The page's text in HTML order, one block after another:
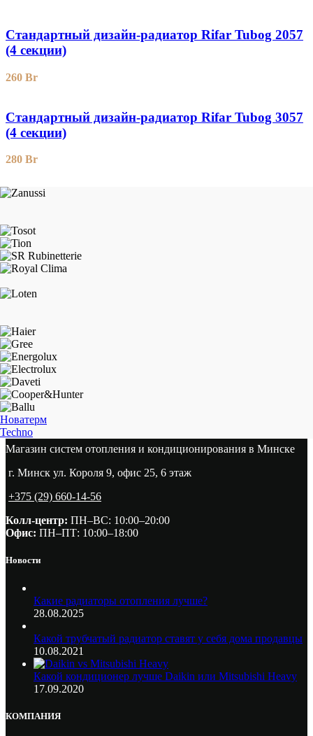
Стандартный дизайн-радиатор Rifar Tubog 2057
(4 секции)
260 Br
Стандартный дизайн-радиатор Rifar Tubog 3057
(4 секции)
280 Br
Новатерм
Techno
Магазин систем отопления и кондиционирования в Минске
г. Минск ул. Короля 9, офис 25, 6 этаж
+375 (29) 660-14-56
Колл-центр: ПН–ВС: 10:00–20:00​
Офис: ПН–ПТ: 10:00–18:00
Новости
Какие радиаторы отопления лучше?
28.08.2025
Какой трубчатый радиатор ставят у себя дома продавцы
10.08.2021
Какой кондиционер лучше Daikin или Mitsubishi Heavy
17.09.2020
КОМПАНИЯ